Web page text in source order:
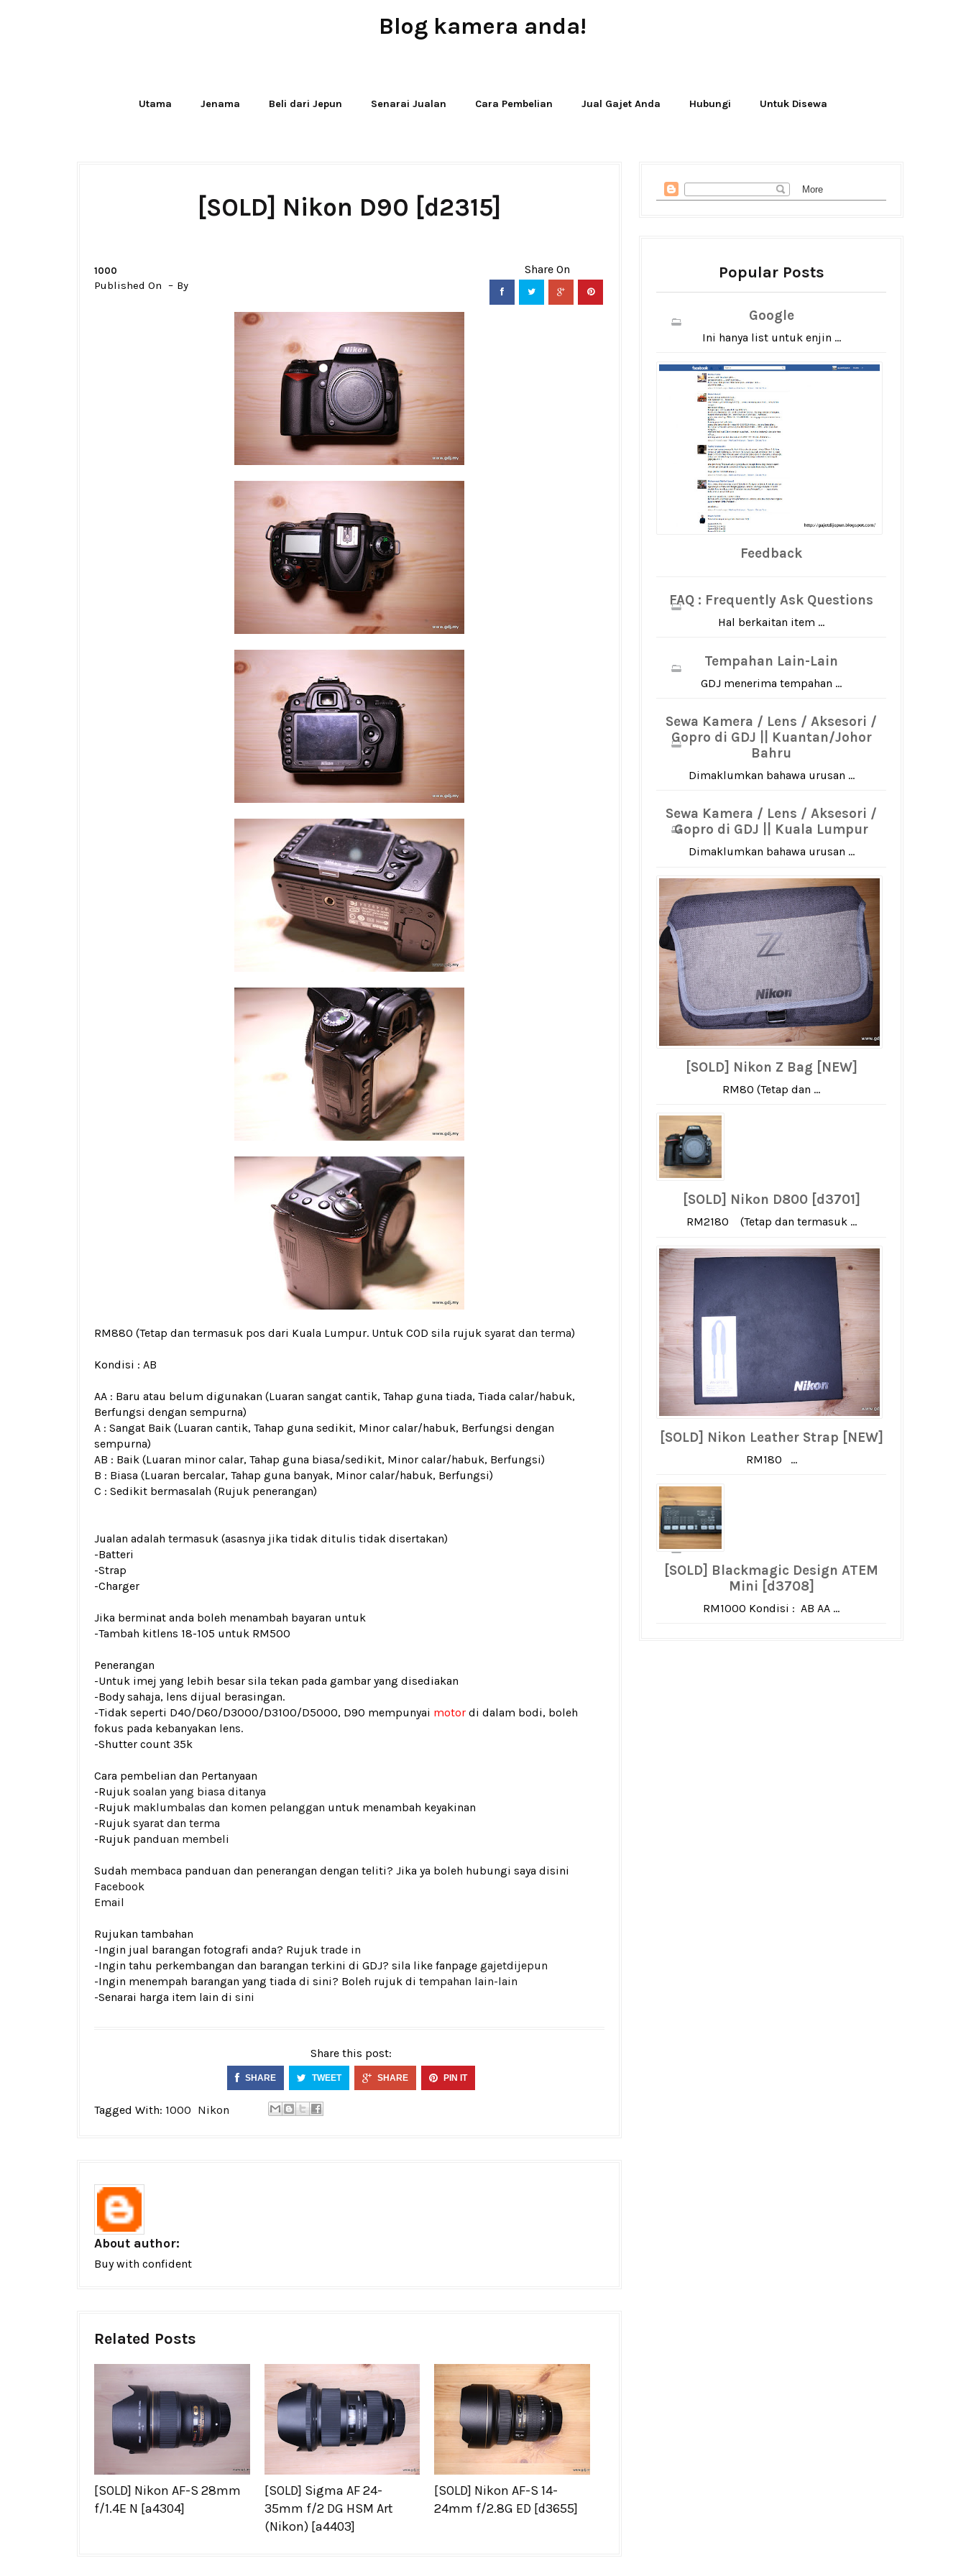
Blog kamera anda!
Utama Jenama Beli dari Jepun Senarai Jualan Cara Pembelian Jual Gajet Anda Hubungi Untuk Disewa
[SOLD] Nikon D90 [d2315]
1000
Published On By
RM880 (Tetap dan termasuk pos dari Kuala Lumpur. Untuk COD sila rujuk syarat dan terma)
Kondisi : AB
AA : Baru atau belum digunakan (Luaran sangat cantik, Tahap guna tiada, Tiada calar/habuk,
Berfungsi dengan sempurna)
A : Sangat Baik (Luaran cantik, Tahap guna sedikit, Minor calar/habuk, Berfungsi dengan
sempurna)
AB : Baik (Luaran minor calar, Tahap guna biasa/sedikit, Minor calar/habuk, Berfungsi)
B : Biasa (Luaran bercalar, Tahap guna banyak, Minor calar/habuk, Berfungsi)
C : Sedikit bermasalah (Rujuk penerangan)
Jualan adalah termasuk (asasnya jika tidak ditulis tidak disertakan)
-Batteri
-Strap
-Charger
Jika berminat anda boleh menambah bayaran untuk
-Tambah kitlens 18-105 untuk RM500
Penerangan
-Untuk imej yang lebih besar sila tekan pada gambar yang disediakan
-Body sahaja, lens dijual berasingan.
-Tidak seperti D40/D60/D3000/D3100/D5000, D90 mempunyai motor di dalam bodi, boleh
fokus pada kebanyakan lens.
-Shutter count 35k
Cara pembelian dan Pertanyaan
-Rujuk soalan yang biasa ditanya
-Rujuk maklumbalas dan komen pelanggan untuk menambah keyakinan
-Rujuk syarat dan terma
-Rujuk panduan membeli
Sudah membaca panduan dan penerangan dengan teliti? Jika ya boleh hubungi saya disini
Facebook
Email
Rujukan tambahan
-Ingin jual barangan fotografi anda? Rujuk trade in
-Ingin tahu perkembangan dan barangan terkini di GDJ? sila like fanpage gajetdijepun
-Ingin menempah barangan yang tiada di sini? Boleh rujuk di tempahan lain-lain
-Senarai harga item lain di sini
Share this post:
SHARE TWEET SHARE PIN IT
Tagged With: 1000 Nikon
About author:
Buy with confident
Related Posts
[SOLD] Nikon AF-S 28mm
f/1.4E N [a4304]
[SOLD] Sigma AF 24-
35mm f/2 DG HSM Art
(Nikon) [a4403]
[SOLD] Nikon AF-S 14-
24mm f/2.8G ED [d3655]
Popular Posts
Google
Ini hanya list untuk enjin ...
Feedback
FAQ : Frequently Ask Questions
Hal berkaitan item ...
Tempahan Lain-Lain
GDJ menerima tempahan ...
Sewa Kamera / Lens / Aksesori /
Gopro di GDJ || Kuantan/Johor
Bahru
Dimaklumkan bahawa urusan ...
Sewa Kamera / Lens / Aksesori /
Gopro di GDJ || Kuala Lumpur
Dimaklumkan bahawa urusan ...
[SOLD] Nikon Z Bag [NEW]
RM80 (Tetap dan ...
[SOLD] Nikon D800 [d3701]
RM2180 (Tetap dan termasuk ...
[SOLD] Nikon Leather Strap [NEW]
RM180 ...
[SOLD] Blackmagic Design ATEM
Mini [d3708]
RM1000 Kondisi : AB AA ...